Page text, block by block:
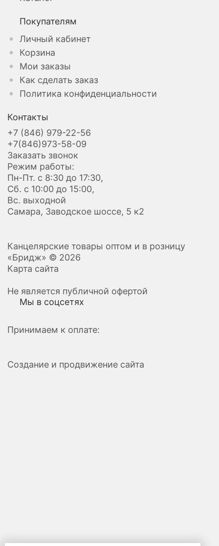
Покупателям
Личный кабинет
Корзина
Мои заказы
Как сделать заказ
Политика конфиденциальности
Контакты
+7 (846) 979-22-56
+7(846)973-58-09
Заказать звонок
Режим работы:
Пн-Пт. с 8:30 до 17:30,
Сб. с 10:00 до 15:00,
Вс. выходной
Самара, Заводское шоссе, 5 к2
Канцелярские товары оптом и в розницу
«Бридж» © 2026
Карта сайта
Не является публичной офертой
Мы в соцсетях
Принимаем к оплате:
Создание и продвижение сайта